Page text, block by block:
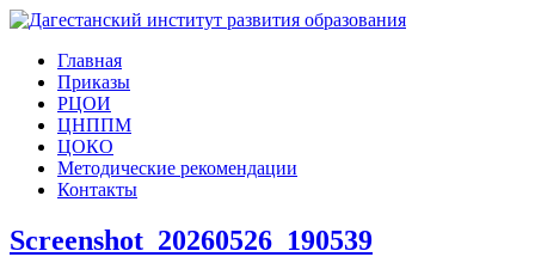
Главная
Приказы
РЦОИ
ЦНППМ
ЦОКО
Методические рекомендации
Контакты
Screenshot_20260526_190539